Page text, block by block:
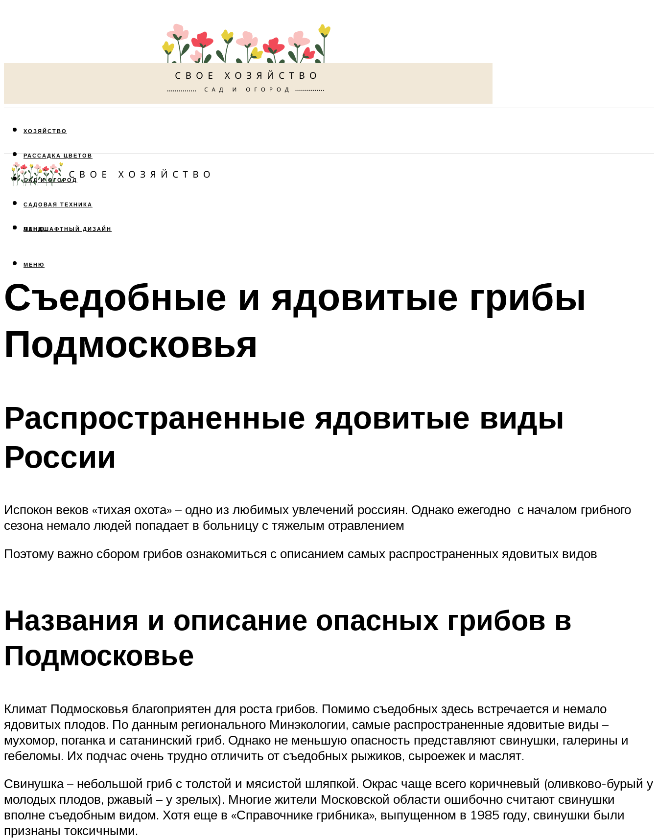
ХОЗЯЙСТВО
РАССАДКА ЦВЕТОВ
САД И ОГОРОД
САДОВАЯ ТЕХНИКА
ЛАНДШАФТНЫЙ ДИЗАЙН
МЕНЮ
МЕНЮ
Съедобные и ядовитые грибы
Подмосковья
Распространенные ядовитые виды
России
Испокон веков «тихая охота» – одно из любимых увлечений россиян. Однако ежегодно с началом грибного
сезона немало людей попадает в больницу с тяжелым отравлением
Поэтому важно сбором грибов ознакомиться с описанием самых распространенных ядовитых видов
Названия и описание опасных грибов в
Подмосковье
Климат Подмосковья благоприятен для роста грибов. Помимо съедобных здесь встречается и немало
ядовитых плодов. По данным регионального Минэкологии, самые распространенные ядовитые виды –
мухомор, поганка и сатанинский гриб. Однако не меньшую опасность представляют свинушки, галерины и
гебеломы. Их подчас очень трудно отличить от съедобных рыжиков, сыроежек и маслят.
Свинушка – небольшой гриб с толстой и мясистой шляпкой. Окрас чаще всего коричневый (оливково-бурый у
молодых плодов, ржавый – у зрелых). Многие жители Московской области ошибочно считают свинушки
вполне съедобным видом. Хотя еще в «Справочнике грибника», выпущенном в 1985 году, свинушки были
признаны токсичными.